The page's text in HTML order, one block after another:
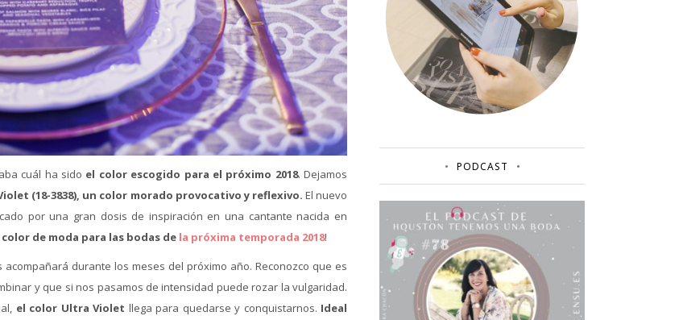
cuál ha sido el color escogido para el próximo 2018. Dejamos
(18-3838), un color morado provocativo y reflexivo. El nuevo
por una gran dosis de inspiración en una cantante nacida en
de moda para las bodas de la próxima temporada 2018!
acompañará durante los meses del próximo año. Reconozco que es
y que si nos pasamos de intensidad puede rozar la vulgaridad.
el color Ultra Violet llega para quedarse y conquistarnos. Ideal
PODCAST